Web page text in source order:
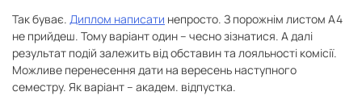
Так буває. Диплом написати непросто. З порожнім листом А4
не прийдеш. Тому варіант один – чесно зізнатися. А далі
результат подій залежить від обставин та лояльності комісії.
Можливе перенесення дати на вересень наступного
семестру. Як варіант – академ. відпустка.